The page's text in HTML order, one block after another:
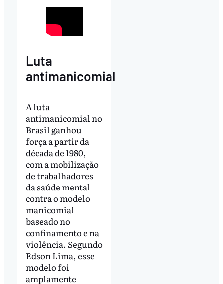
Luta
antimanicomial
A luta
antimanicomial no
Brasil ganhou
força a partir da
década de 1980,
com a mobilização
de trabalhadores
da saúde mental
contra o modelo
manicomial
baseado no
confinamento e na
violência. Segundo
Edson Lima, esse
modelo foi
amplamente